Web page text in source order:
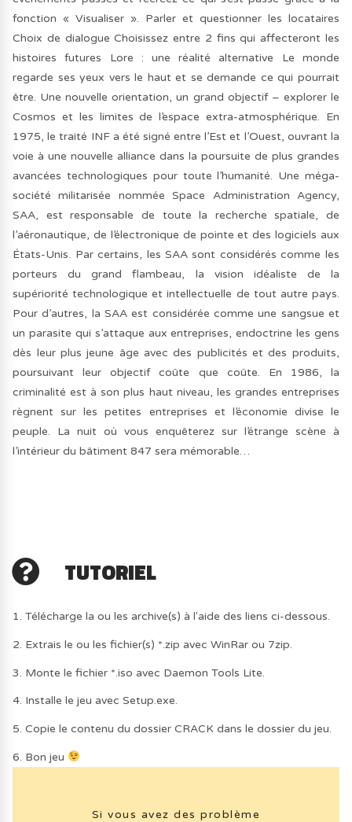
fonction « Visualiser ». Parler et questionner les locataires
Choix de dialogue Choisissez entre 2 fins qui affecteront les
histoires futures Lore : une réalité alternative Le monde
regarde ses yeux vers le haut et se demande ce qui pourrait
être. Une nouvelle orientation, un grand objectif – explorer le
Cosmos et les limites de l’espace extra-atmosphérique. En
1975, le traité INF a été signé entre l’Est et l’Ouest, ouvrant la
voie à une nouvelle alliance dans la poursuite de plus grandes
avancées technologiques pour toute l’humanité. Une méga-
société militarisée nommée Space Administration Agency,
SAA, est responsable de toute la recherche spatiale, de
l’aéronautique, de l’électronique de pointe et des logiciels aux
États-Unis. Par certains, les SAA sont considérés comme les
porteurs du grand flambeau, la vision idéaliste de la
supériorité technologique et intellectuelle de tout autre pays.
Pour d’autres, la SAA est considérée comme une sangsue et
un parasite qui s’attaque aux entreprises, endoctrine les gens
dès leur plus jeune âge avec des publicités et des produits,
poursuivant leur objectif coûte que coûte. En 1986, la
criminalité est à son plus haut niveau, les grandes entreprises
règnent sur les petites entreprises et l’économie divise le
peuple. La nuit où vous enquêterez sur l’étrange scène à
l’intérieur du bâtiment 847 sera mémorable…
TUTORIEL
1. Télécharge la ou les archive(s) à l'aide des liens ci-dessous.
2. Extrais le ou les fichier(s) *.zip avec WinRar ou 7zip.
3. Monte le fichier *.iso avec Daemon Tools Lite.
4. Installe le jeu avec Setup.exe.
5. Copie le contenu du dossier CRACK dans le dossier du jeu.
6. Bon jeu
Si vous avez des problème